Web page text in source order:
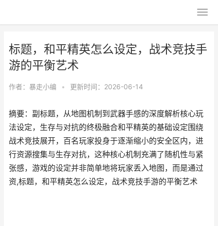
标题，和平精英怎么设定，战术竞技手
游的平衡艺术
作者： 暴走小编 • 更新时间：2026-06-14
摘要：副标题，从地图机制到武器手感的深度解析核心玩
法设定，生存与对抗的终极融合和平精英的基础设定围绕
战术竞技展开，百名玩家投身于逐渐缩小的安全区内，进
行资源搜集与生存对抗，这种核心机制充满了随机性与紧
张感，游戏的设定并非简单地将玩家丢入地图，而是通过
资,标题，和平精英怎么设定，战术竞技手游的平衡艺术